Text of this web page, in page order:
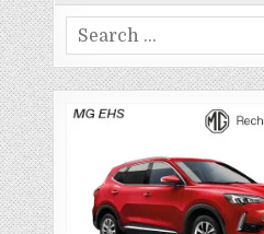
Search
for: